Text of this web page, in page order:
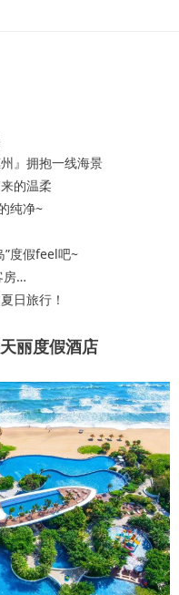
』拥抱一线海景
的温柔
纯净~
”度假feel吧~
房…
日旅行！
丽度假酒店